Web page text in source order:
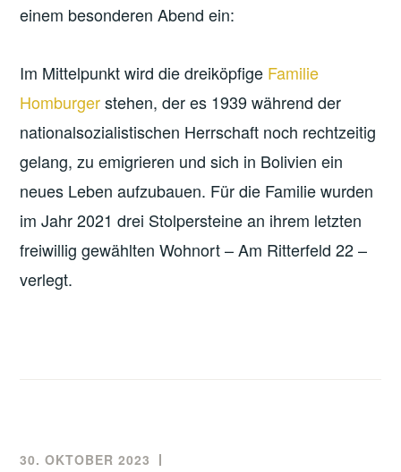
einem besonderen Abend ein:
Im Mittelpunkt wird die dreiköpfige Familie
Homburgerstehen, der es 1939 während der
nationalsozialistischen Herrschaft noch rechtzeitig
gelang, zu emigrieren und sich in Bolivien ein
neues Leben aufzubauen. Für die Familie wurden
im Jahr 2021 drei Stolpersteine an ihrem letzten
freiwillig gewählten Wohnort – Am Ritterfeld 22 –
verlegt.
30. OKTOBER 2023